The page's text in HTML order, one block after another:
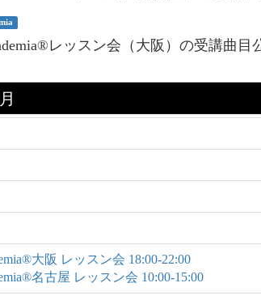
レッスン会（大阪）の受講曲目
大阪 レッスン会 18:00-22:00
名古屋 レッスン会 10:00-15:00